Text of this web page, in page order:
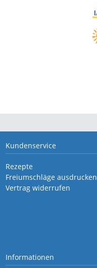
Kundenservice
Rezepte
Freiumschläge ausdrucken
Vertrag widerrufen
Informationen